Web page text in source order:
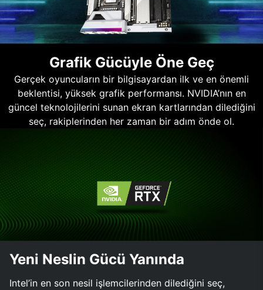
Grafik Gücüyle Öne Geç
Gerçek oyuncuların bir bilgisayardan ilk ve en önemli
beklentisi, yüksek grafik performansı. NVIDIA’nın en
güncel teknolojilerini sunan ekran kartlarından dilediğini
seç, rakiplerinden her zaman bir adım önde ol.
Yeni Neslin Gücü Yanında
Intel’in en son nesil işlemcilerinden dilediğini seç,